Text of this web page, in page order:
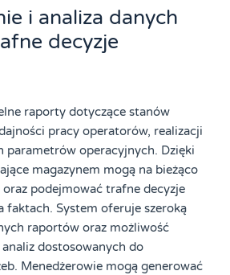
i analiza danych
decyzje
raporty dotyczące stanów
pracy operatorów, realizacji
parametrów operacyjnych. Dzięki
magazynem mogą na bieżąco
podejmować trafne decyzje
faktach. System oferuje szeroką
raportów oraz możliwość
dostosowanych do
Menedżerowie mogą generować